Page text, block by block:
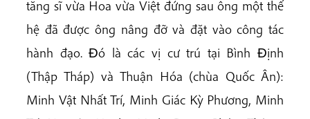
tăng sĩ vừa Hoa vừa Việt đứng sau ông một thế
hệ đã được ông nâng đỡ và đặt vào công tác
hành đạo. Ðó là các vị cư trú tại Bình Ðịnh
(Thập Tháp) và Thuận Hóa (chùa Quốc Ân):
Minh Vật Nhất Trí, Minh Giác Kỳ Phương, Minh